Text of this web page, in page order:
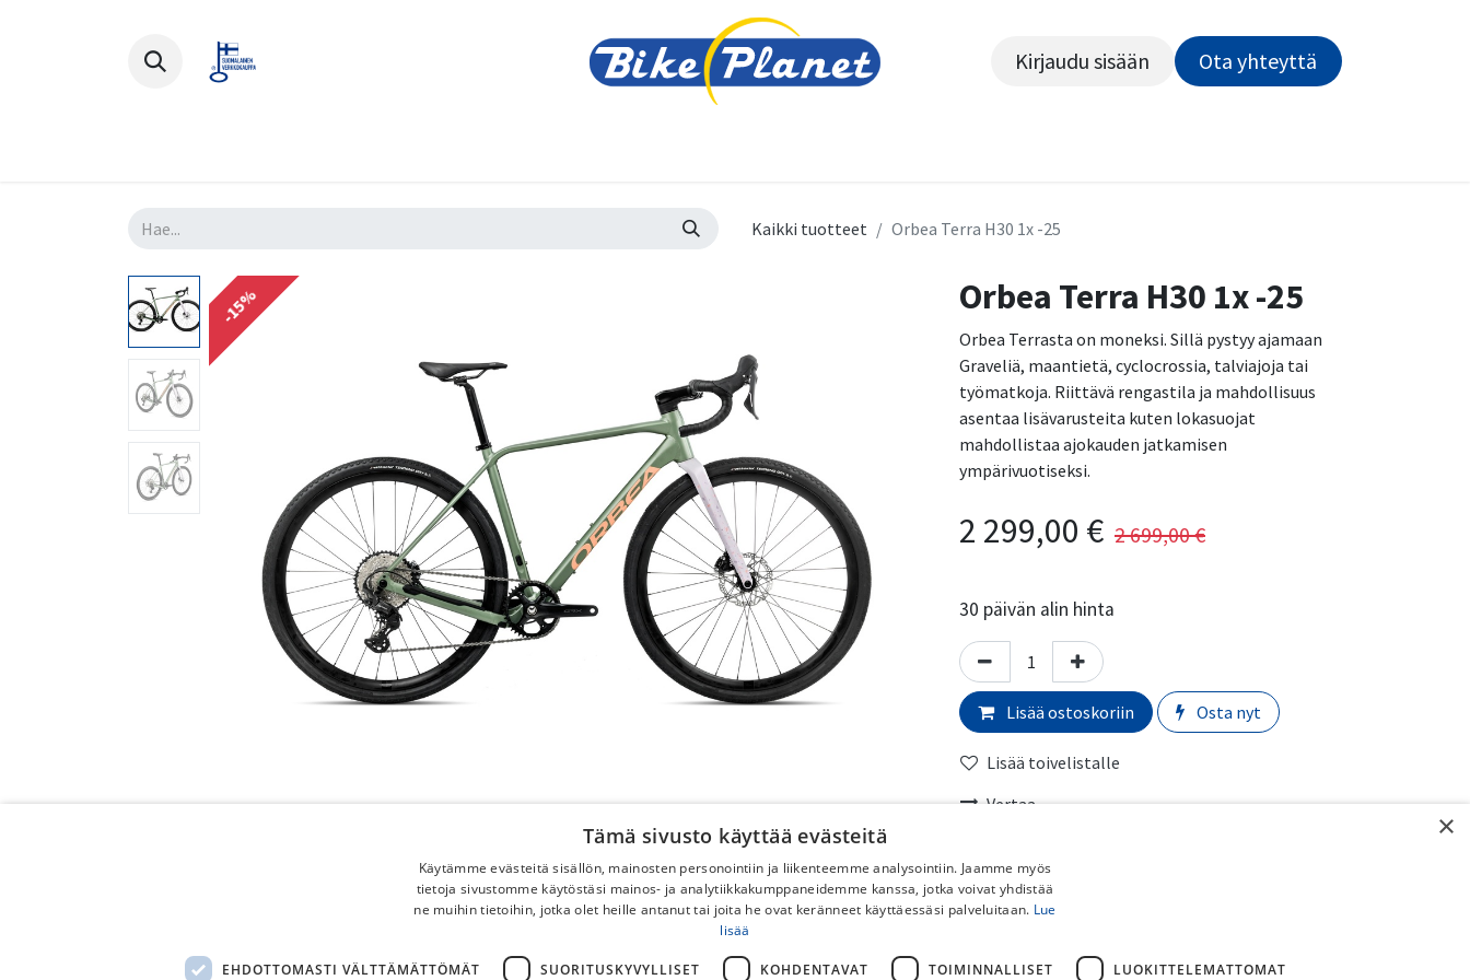
Kirjaudu sisään Ota yhteyttä​​​​​​
Kaikki tuotteet Orbea Terra H30 1x -25
-15% Orbea Terra H30 1x -25
Orbea Terrasta on moneksi. Sillä pystyy ajamaan
Graveliä, maantietä, cyclocrossia, talviajoja tai
työmatkoja. Riittävä rengastila ja mahdollisuus
asentaa lisävarusteita kuten lokasuojat
mahdollistaa ajokauden jatkamisen
ympärivuotiseksi.
2 299,00 € 2 699,00€
30 päivän alin hinta
Lisää ostoskoriin Osta nyt
Lisää toivelistalle
Vertaa
Vihreä
Koko:XXL
Runkomateriaali
Alumiini
×
Tämä sivusto käyttää evästeitä
Käytämme evästeitä sisällön, mainosten personointiin ja liikenteemme analysointiin. Jaamme myös
tietoja sivustomme käytöstäsi mainos- ja analytiikkakumppaneidemme kanssa, jotka voivat yhdistää
ne muihin tietoihin, jotka olet heille antanut tai joita he ovat keränneet käyttäessäsi palveluitaan. Lue
lisää
EHDOTTOMASTI VÄLTTÄMÄTTÖMÄT SUORITUSKYVYLLISET KOHDENTAVAT TOIMINNALLISET LUOKITTELEMATTOMAT